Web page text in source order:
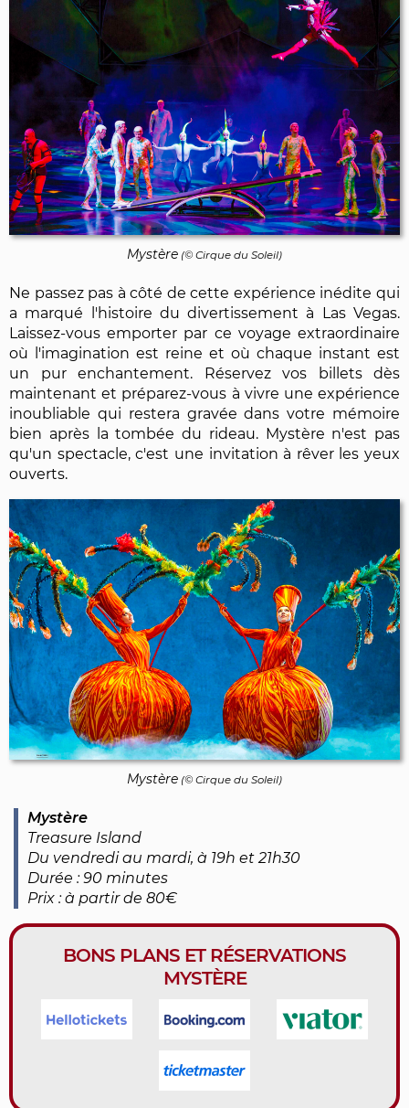
Mystère (© Cirque du Soleil)
Ne passez pas à côté de cette expérience inédite qui
a marqué l'histoire du divertissement à Las Vegas.
Laissez-vous emporter par ce voyage extraordinaire
où l'imagination est reine et où chaque instant est
un pur enchantement. Réservez vos billets dès
maintenant et préparez-vous à vivre une expérience
inoubliable qui restera gravée dans votre mémoire
bien après la tombée du rideau. Mystère n'est pas
qu'un spectacle, c'est une invitation à rêver les yeux
ouverts.
Mystère (© Cirque du Soleil)
Mystère
Treasure Island
Du vendredi au mardi, à 19h et 21h30
Durée : 90 minutes
Prix : à partir de 80€
BONS PLANS ET RÉSERVATIONS
MYSTÈRE